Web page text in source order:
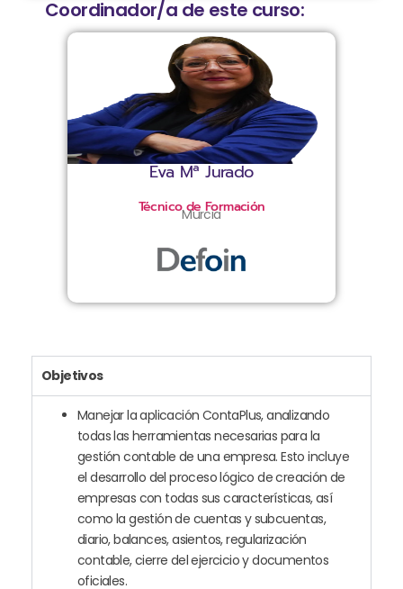
Coordinador/a de este curso:
Eva Mª Jurado
Técnico de Formación
Murcia
Objetivos
Manejar la aplicación ContaPlus, analizando
todas las herramientas necesarias para la
gestión contable de una empresa. Esto incluye
el desarrollo del proceso lógico de creación de
empresas con todas sus características, así
como la gestión de cuentas y subcuentas,
diario, balances, asientos, regularización
contable, cierre del ejercicio y documentos
oficiales.